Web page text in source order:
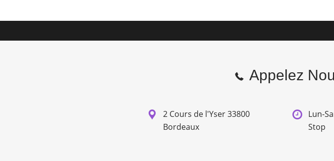
Appelez
2 Cours de l'Yser 33800
Bordeaux
Lun-
Stop